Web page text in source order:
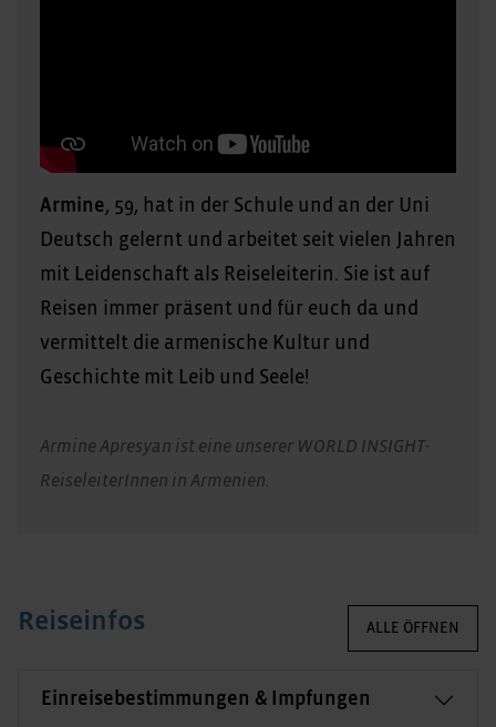
Armine, 59, hat in der Schule und an der Uni
Deutsch gelernt und arbeitet seit vielen Jahren
mit Leidenschaft als Reiseleiterin. Sie ist auf
Reisen immer präsent und für euch da und
vermittelt die armenische Kultur und
Geschichte mit Leib und Seele!
Armine Apresyan ist eine unserer WORLD INSIGHT-
ReiseleiterInnen in Armenien.
Reiseinfos ALLE ÖFFNEN
Einreisebestimmungen & Impfungen